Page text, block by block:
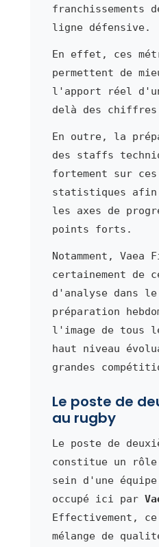
franchissements
ligne défensive.
En effet, ces
permettent de
l'apport réel
delà des
En outre, la
des staffs
fortement sur ces
statistiques
les axes de
points forts.
Notamment,
certainement de
d'analyse dans
préparation
l'image de tous
haut niveau
grandes
Le poste de
au rugby
Le poste de
constitue un
sein d'une
occupé ici par
Effectivement,
mélange de